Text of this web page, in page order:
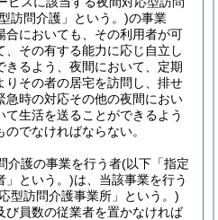
訪問介護」という。)の事業
合においても、その利用者が可
その有する能力に応じ自立し
きるよう、夜間において、定期
りその者の居宅を訪問し、排せ
急時の対応その他の夜間におい
生活を送ることができるよう
でなければならない。
介護の事業を行う者(以下「指定
」という。)は、当該事業を行う
型訪問介護事業所」という。)
び員数の従業者を置かなければ